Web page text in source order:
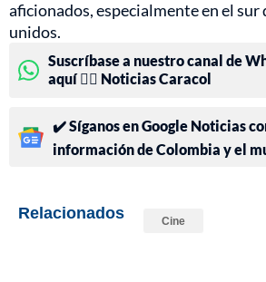
aficionados, especialmente en el sur
unidos.
Suscríbase a nuestro canal de
aquí 👉🏻 Noticias Caracol
✔️ Síganos en Google Noticias
información de Colombia y el
Relacionados Cine